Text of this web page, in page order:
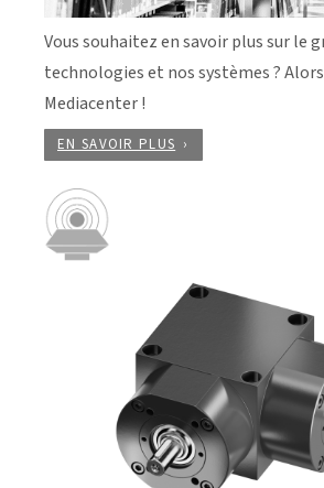
Vous souhaitez en savoir plus sur le
technologies et nos systèmes ?
Mediacenter !
EN SAVOIR PLUS